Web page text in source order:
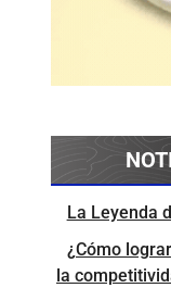
La Leyenda
¿Cómo
la